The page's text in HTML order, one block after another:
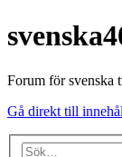
Forum för svenska
Gå direkt till